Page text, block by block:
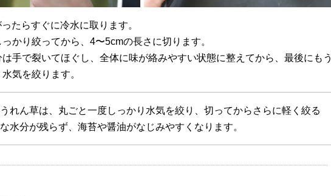
ったらすぐに冷水に取ります。
かり絞ってから、4〜5cmの長さに切ります。
手で裂いてほぐし、全体に味が絡みやすい状態に整えてから、最後にもう
気を絞ります。
れん草は、丸ごと一度しっかり水気を絞り、切ってからさらに軽く絞る
水分が残らず、海苔や醤油がなじみやすくなります。